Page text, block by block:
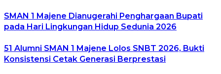
SMAN 1 Majene Dianugerahi Penghargaan Bupati
pada Hari Lingkungan Hidup Sedunia 2026
51 Alumni SMAN 1 Majene Lolos SNBT 2026, Bukti
Konsistensi Cetak Generasi Berprestasi